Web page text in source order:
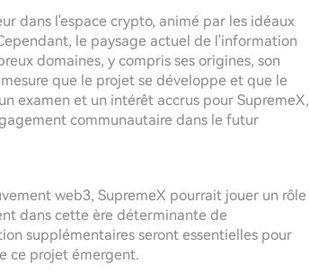
dans l'espace crypto, animé par les idéaux
le paysage actuel de l'information
domaines, y compris ses origines, son
que le projet se développe et que le
examen et un intérêt accrus pour SupremeX,
communautaire dans le futur
web3, SupremeX pourrait jouer un rôle
dans cette ère déterminante de
supplémentaires seront essentielles pour
ce projet émergent.